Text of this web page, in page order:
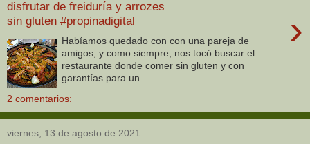
disfrutar de freiduría y arrozes
sin gluten #propinadigital
›
Habíamos quedado con con una pareja de
amigos, y como siempre, nos tocó buscar el
restaurante donde comer sin gluten y con
garantías para un...
2 comentarios:
viernes, 13 de agosto de 2021